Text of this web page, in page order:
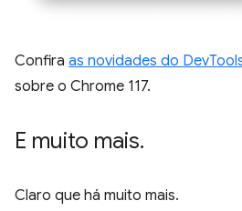
Confira as novidades do
sobre o Chrome 117.
E muito mais.
Claro que há muito mais.